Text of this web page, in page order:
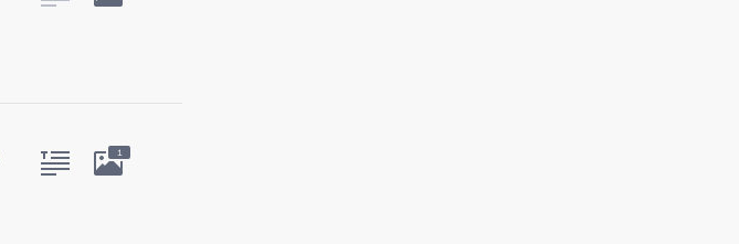
1